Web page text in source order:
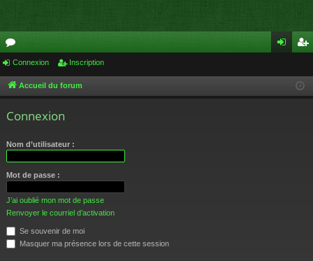
or
u cri
Connexion Inscription
Accueil du forum
Connexion
Nom d’utilisateur :
Mot de passe :
J’ai oublié mon mot de passe
Renvoyer le courriel d’activation
Se souvenir de moi
Masquer ma présence lors de cette session